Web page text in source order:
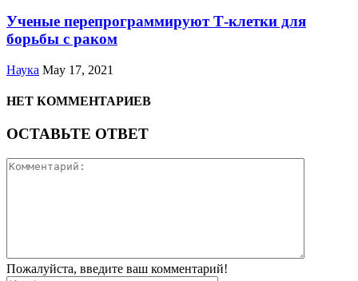
Ученые перепрограммируют Т-клетки для
борьбы с раком
Наука May 17, 2021
НЕТ КОММЕНТАРИЕВ
ОСТАВЬТЕ ОТВЕТ
Пожалуйста, введите ваш комментарий!